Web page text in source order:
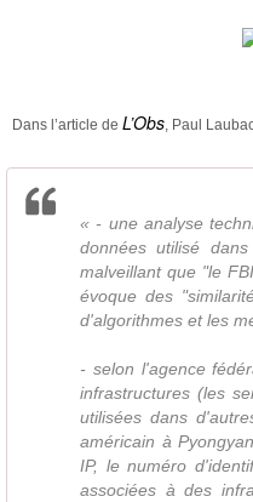
Dans l’article de L’Obs, Paul
« - une analyse
données utilisé
malveillant que "le
évoque des
d'algorithmes et les
- selon l'agence
infrastructures (les
utilisées dans
américain à
IP, le numéro
associées à des